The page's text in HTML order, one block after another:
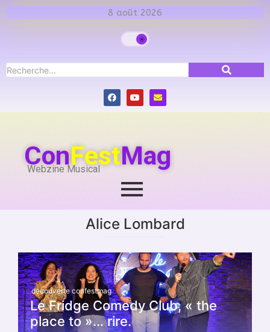
8 août 2026
ConFestMag
Webzine Musical
Alice Lombard
découverte confestmag
Le Fridge Comedy Club, « the
place to »… rire.